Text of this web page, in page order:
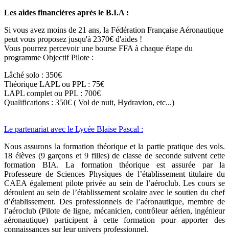
Les aides financières après le B.I.A :
Si vous avez moins de 21 ans, la Fédération Française Aéronautique
peut vous proposez jusqu'à 2370€ d'aides !
Vous pourrez percevoir une bourse FFA à chaque étape du
programme Objectif Pilote :
Lâché solo : 350€
Théorique LAPL ou PPL : 75€
LAPL complet ou PPL : 700€
Qualifications : 350€ ( Vol de nuit, Hydravion, etc...)
Le partenariat avec le Lycée Blaise Pascal :
Nous assurons la formation théorique et la partie pratique des vols.
18 élèves (9 garçons et 9 filles) de classe de seconde suivent cette
formation BIA. La formation théorique est assurée par la
Professeure de Sciences Physiques de l’établissement titulaire du
CAEA également pilote privée au sein de l’aéroclub. Les cours se
déroulent au sein de l’établissement scolaire avec le soutien du chef
d’établissement. Des professionnels de l’aéronautique, membre de
l’aéroclub (Pilote de ligne, mécanicien, contrôleur aérien, ingénieur
aéronautique) participent à cette formation pour apporter des
connaissances sur leur univers professionnel.